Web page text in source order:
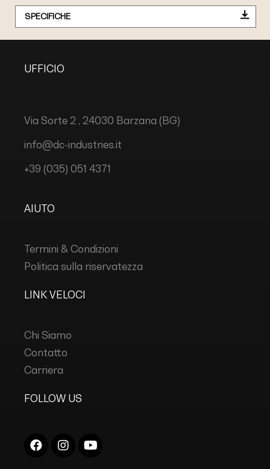
SPECIFICHE
UFFICIO
Via Sorte 2 , 24030 Barzana (BG)
info@dc-industries.it
+39 (035) 051 4371
AIUTO
Termini & Condizioni
Politica sulla riservatezza
LINK VELOCI
Chi Siamo
Contatto
Carriera
FOLLOW US